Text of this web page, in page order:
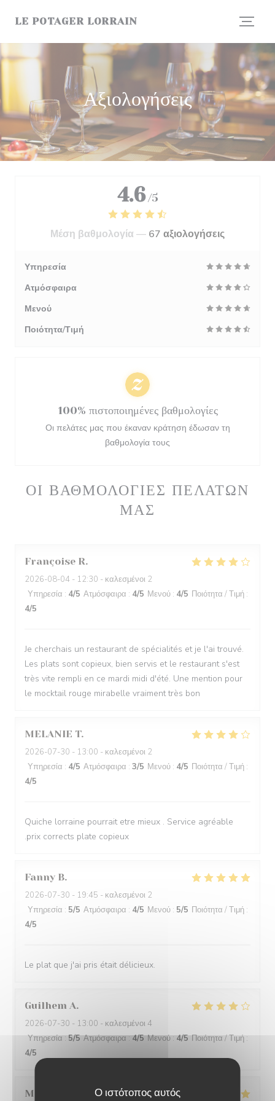
Ο ιστότοπος αυτός
LE POTAGER LORRAIN
Αξιολογήσεις
ΟΙ ΒΑΘΜΟΛΟΓΊΕΣ ΠΕΛΑΤΏΝ
ΜΑΣ
Françoise R
2026-08-04 - 12:30 - καλεσμένοι 2
Υπηρεσία : 4/5 Ατμόσφαιρα : 4/5 Μενού : 4/5 Ποιότητα / Τιμή :
4/5
Je cherchais un restaurant de spécialités et je l'ai trouvé.
Les plats sont copieux, bien servis et le restaurant s'est
très vite rempli en ce mardi midi d'été. Une mention pour
le mocktail rouge mirabelle vraiment très bon
MELANIE T
2026-07-30 - 13:00 - καλεσμένοι 2
Υπηρεσία : 4/5 Ατμόσφαιρα : 3/5 Μενού : 4/5 Ποιότητα / Τιμή :
4/5
Quiche lorraine pourrait etre mieux . Service agréable
.prix corrects plate copieux
Fanny B
2026-07-30 - 19:45 - καλεσμένοι 2
Υπηρεσία : 5/5 Ατμόσφαιρα : 4/5 Μενού : 5/5 Ποιότητα / Τιμή :
4/5
Le plat que j'ai pris était délicieux.
Guilhem A
2026-07-30 - 13:00 - καλεσμένοι 4
Υπηρεσία:5/5 Ατμόσφαιρα:4/5 Μενού:4/5 Ποιότητα / Τιμή :
4/5
Michaël
4.6 /5
Μέση βαθμολογία — 67 αξιολογήσεις
Υπηρεσία
Ατμόσφαιρα
Μενού
Ποιότητα/Τιμή
100% πιστοποιημένες βαθμολογίες
Οι πελάτες μας που έκαναν κράτηση έδωσαν τη
βαθμολογία τους